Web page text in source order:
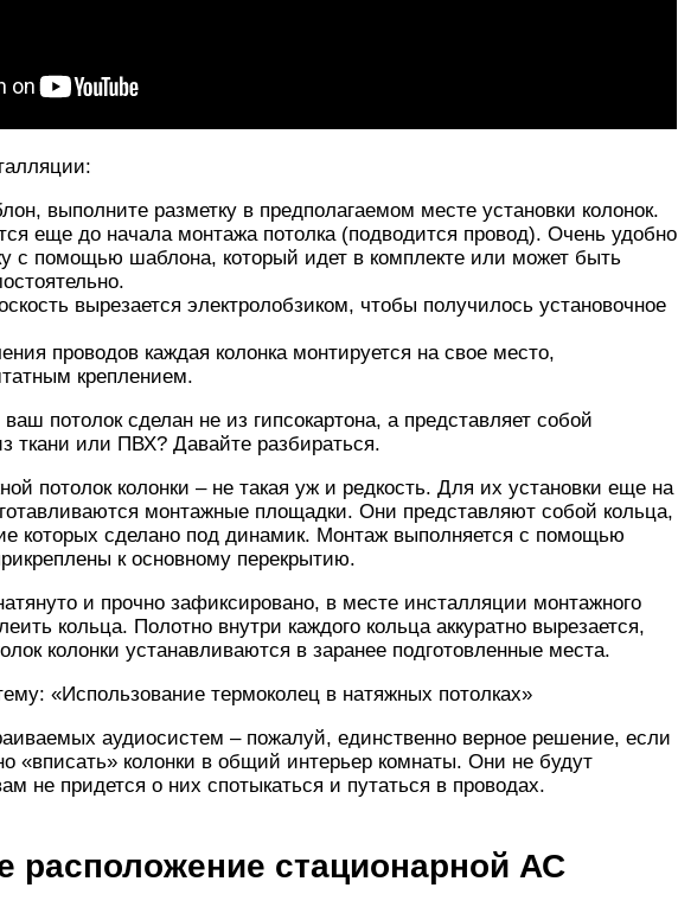
выполните разметку в предполагаемом месте установки колонок.
еще до начала монтажа потолка (подводится провод). Очень удобно
с помощью шаблона, который идет в комплекте или может быть
вырезается электролобзиком, чтобы получилось установочное
проводов каждая колонка монтируется на свое место,
креплением.
потолок сделан не из гипсокартона, а представляет собой
ткани или ПВХ? Давайте разбираться.
потолок колонки – не такая уж и редкость. Для их установки еще на
монтажные площадки. Они представляют собой кольца,
которых сделано под динамик. Монтаж выполняется с помощью
к основному перекрытию.
и прочно зафиксировано, в месте инсталляции монтажного
кольца. Полотно внутри каждого кольца аккуратно вырезается,
колонки устанавливаются в заранее подготовленные места.
термоколец в натяжных потолках»
аудиосистем – пожалуй, единственно верное решение, если
«вписать» колонки в общий интерьер комнаты. Они не будут
не придется о них спотыкаться и путаться в проводах.
расположение стационарной АС